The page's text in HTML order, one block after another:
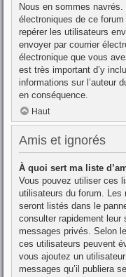
Nous en sommes navrés.
électroniques de ce
repérer les utilisateurs
envoyer par courrier
électronique que vous
est très important d’y
informations sur l’auteur
en conséquence.
Haut
Amis et ignorés
À quoi sert ma liste
Vous pouvez utiliser ces
utilisateurs du forum. Les
seront listés dans le
consulter rapidement leur
messages privés. Selon
ces utilisateurs peuvent
vous ajoutez un
messages qu’il publiera